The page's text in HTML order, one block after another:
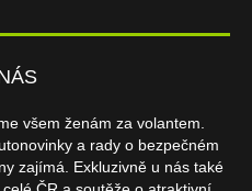
všem ženám za volantem.
a rady o bezpečném
zajímá. Exkluzivně u nás také